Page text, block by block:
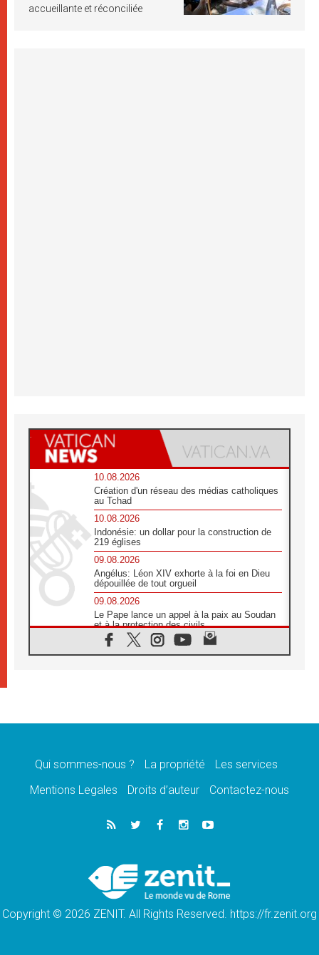
accueillante et réconciliée
10.08.2026
Création d'un réseau des médias catholiques
au Tchad
10.08.2026
Indonésie: un dollar pour la construction de
219 églises
09.08.2026
Angélus: Léon XIV exhorte à la foi en Dieu
dépouillée de tout orgueil
09.08.2026
Le Pape lance un appel à la paix au Soudan
et à la protection des civils
09.08.2026
Déclaration d'Addis-Abeba du SCEAM sur
08.08.2026
08.08.2026
la victoire de l'amour sur la mort
«Relancer l'empathie», le projet Triennal d'art
des Universités catholiques
Signis 2026, donner la parole aux religieuses
catholiques
Qui sommes-nous ? La propriété
Les services
Mentions Legales
Droits d’auteur Contactez-nous
Copyright © 2026 ZENIT. All Rights Reserved. https://fr.zenit.org